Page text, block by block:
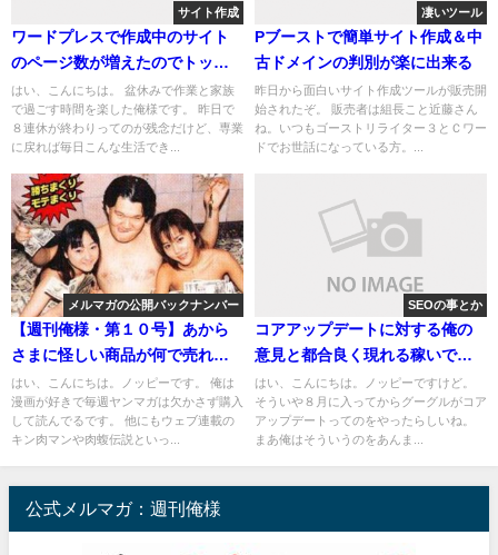
サイト作成
ワードプレスで作成中のサイト
のページ数が増えたのでトップ
ページなどを作成してみた
はい、こんにちは。 盆休みで作業と家族
で過ごす時間を楽した俺様です。 昨日で
８連休が終わりってのが残念だけど、専業
に戻れば毎日こんな生活でき...
凄いツール
Pブーストで簡単サイト作成＆中
古ドメインの判別が楽に出来る
昨日から面白いサイト作成ツールが販売開
始されたぞ。 販売者は組長こと近藤さん
ね。いつもゴーストリライター３とＣワー
ドでお世話になっている方。...
メルマガの公開バックナンバー
【週刊俺様・第１０号】あから
さまに怪しい商品が何で売れる
のか？の謎
はい、こんにちは。ノッピーです。 俺は
漫画が好きで毎週ヤンマガは欠かさず購入
して読んでるです。 他にもウェブ連載の
キン肉マンや肉蝮伝説といっ...
SEOの事とか
コアアップデートに対する俺の
意見と都合良く現れる稼いでま
すアピール野郎には要注意！の
巻
はい、こんにちは。ノッピーですけど。
そういや８月に入ってからグーグルがコア
アップデートってのをやったらしいね。
まあ俺はそういうのをあんま...
公式メルマガ：週刊俺様